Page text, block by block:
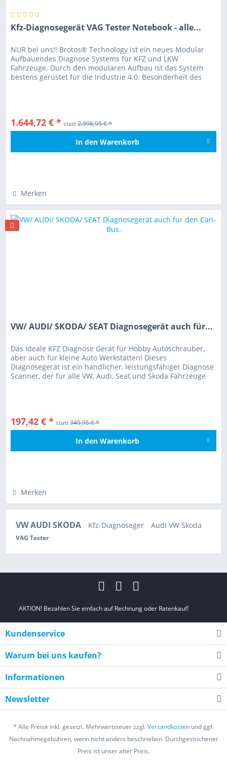
Kfz-Diagnosegerät VAG Tester Notebook - alle...
NUR bei uns!! Brotos® Technology ist ein neues Modular
Aufbauendes Diagnose Systems für KFZ und LKW
Fahrzeuge. Durch den modularen Aufbau ist das System
bestens gerüstet für die Industrie 4.0. Besonderheit des
1.644,72 € * statt2.998,95 € *
In den Warenkorb
Merken
VW/ AUDI/ SKODA/ SEAT Diagnosegerät auch für...
Das Ideale KFZ Diagnose Gerät für Hobby Autoschrauber,
aber auch für kleine Auto Werkstätten! Dieses
Diagnosegerät ist ein handlicher, leistungsfähiger Diagnose
Scanner, der für alle VW, Audi, Seat und Skoda Fahrzeuge
197,42 € * statt349,95 € *
In den Warenkorb
Merken
VW AUDI SKODA Kfz-Diagnoseger Audi VW Skoda
VAG Tester
AKTION! Bezahlen Sie einfach auf Rechnung oder Ratenkauf!
Kundenservice
Warum bei uns kaufen?
Informationen
Newsletter
* Alle Preise inkl. gesetzl. Mehrwertsteuer zzgl.Versandkosten und ggf.
Nachnahmegebühren, wenn nicht anders beschrieben. Durchgestrichener
Preis ist unser alter Preis.